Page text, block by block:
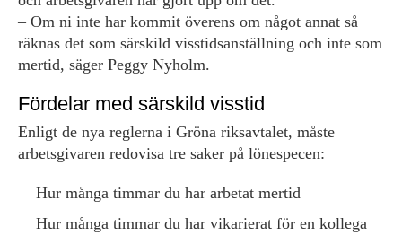
– Om ni inte har kommit överens om något annat så
räknas det som särskild visstidsanställning och inte som
mertid, säger Peggy Nyholm.
Fördelar med särskild visstid
Enligt de nya reglerna i Gröna riksavtalet, måste
arbetsgivaren redovisa tre saker på lönespecen:
Hur många timmar du har arbetat mertid
Hur många timmar du har vikarierat för en kollega